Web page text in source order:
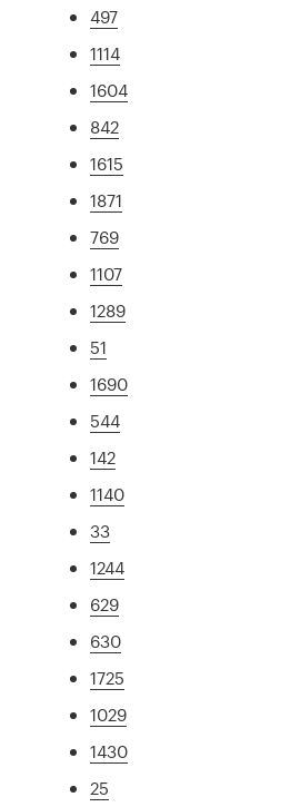
497
1114
1604
842
1615
1871
769
1107
1289
51
1690
544
142
1140
33
1244
629
630
1725
1029
1430
25